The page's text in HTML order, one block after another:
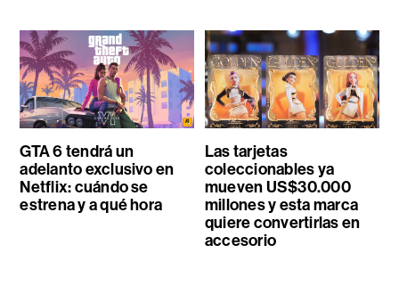
GTA 6 tendrá un
adelanto exclusivo en
Netflix: cuándo se
estrena y a qué hora
Las tarjetas
coleccionables ya
mueven US$30.000
millones y esta marca
quiere convertirlas en
accesorio